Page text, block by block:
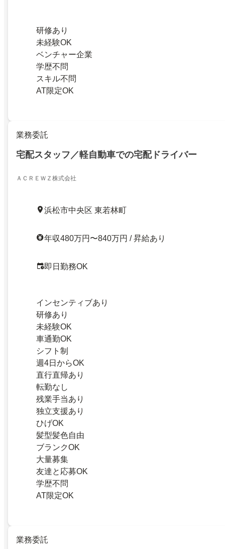
研修あり
未経験OK
ベンチャー企業
学歴不問
スキル不問
AT限定OK
業務委託
宅配スタッフ／軽自動車での宅配ドライバー
ＡＣＲＥＷＺ株式会社
浜松市中央区 東若林町
年収480万円〜840万円 / 昇給あり
即日勤務OK
インセンティブあり
研修あり
未経験OK
車通勤OK
シフト制
週4日からOK
直行直帰あり
転勤なし
残業手当あり
独立支援あり
ひげOK
髪型髪色自由
ブランクOK
大量募集
友達と応募OK
学歴不問
AT限定OK
業務委託